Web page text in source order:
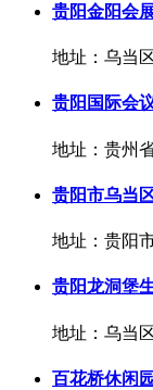
贵阳金阳会
地址：乌当
贵阳国际会
地址：贵州
贵阳市乌当
地址：贵阳
贵阳龙洞堡
地址：乌当
百花桥休闲